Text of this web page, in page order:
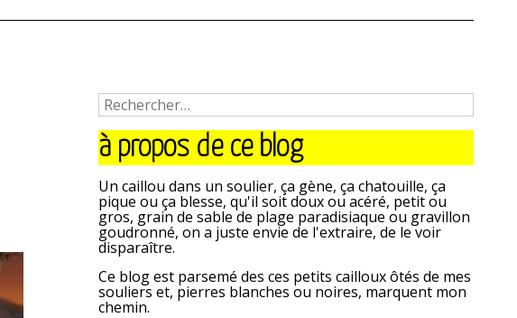
à propos de ce blog
Un caillou dans un soulier, ça gène, ça chatouille, ça
pique ou ça blesse, qu'il soit doux ou acéré, petit ou
gros, grain de sable de plage paradisiaque ou gravillon
goudronné, on a juste envie de l'extraire, de le voir
disparaître.
Ce blog est parsemé des ces petits cailloux ôtés de mes
souliers et, pierres blanches ou noires, marquent mon
chemin.